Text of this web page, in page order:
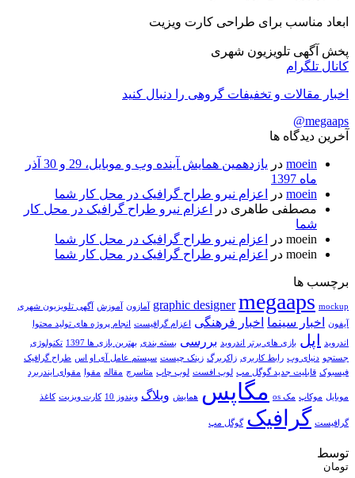
ابعاد مناسب برای طراحی کارت ویزیت
پخش آگهی تلویزیون شهری
کانال تلگرام
اخبار مقالات و تخفیفات گروهی را دنبال کنید
megaaps@
آخرین دیدگاه ها
moein در
یازدهمین همایش آینده وب و موبایل، 29 و 30 آذر
ماه 1397
moein در
اعزام نیرو طراح گرافیک در محل کار شما
مصطفی طاهری در
اعزام نیرو طراح گرافیک در محل کار
شما
moein در
اعزام نیرو طراح گرافیک در محل کار شما
moein در اعزام نیرو طراح گرافیک در محل کار شما
برچسب ها
graphic designer megaaps mockup آمازون آموزش
آگهی تلویزیون شهری
آیفون
اخبار سینما اخبار فرهنگی اعزام گرافیست انجام پروژه های تولید محتوا
اندروید اپل بازی های برتر اندروید بررسی بسته بندی بهترین بازی ها 1397
تکنولوژی
جستجو دنیای وب رابط کاربری زاکربرگ زینک چیست سیستم عامل آی او اس طراح گرافیک
فیسبوک قابلیت جدید گوگل مپ لوپ افست لوپ چاپ متاسرچ مقاله مقوا مقوای ایندربرد
موبایل موکاپ مک os مگاپس همایش وبلاگ ویندوز 10 کارت ویزیت کاغذ
گرافیست گرافیک گوگل مپ
توسط
تومان